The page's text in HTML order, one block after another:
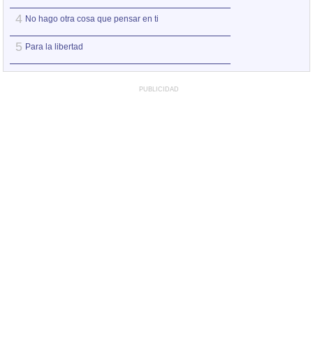
4 No hago otra cosa que pensar en ti
5 Para la libertad
PUBLICIDAD